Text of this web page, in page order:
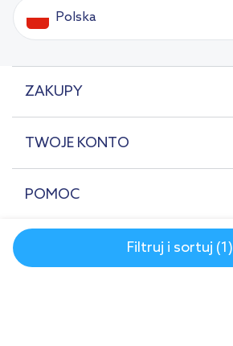
Polska
ZAKUPY
TWOJE KONTO
POMOC
Filtruj i sortuj (1)